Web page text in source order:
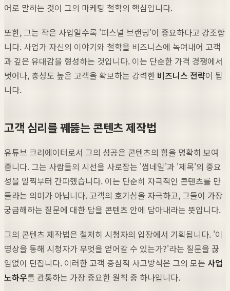
어로 말하는 것이 그의 마케팅 철학의 핵심입니다.
또한, 그는 작은 사업일수록 '퍼스널 브랜딩'이 중요하다고 강조합
니다. 사업가 자신의 이야기와 철학을 비즈니스에 녹여내어 고객
과 깊은 유대감을 형성하는 것입니다. 이는 단순한 가격 경쟁에서
벗어나, 충성도 높은 고객을 확보하는 강력한 비즈니스 전략이 됩
니다.
고객 심리를 꿰뚫는 콘텐츠 제작법
유튜브 크리에이터로서 그의 성공은 콘텐츠의 힘을 명확히 보여
줍니다. 그는 사람들의 시선을 사로잡는 '썸네일'과 '제목'의 중요
성을 일찍부터 간파했습니다. 이는 단순히 자극적인 콘텐츠를 만
들라는 의미가 아닙니다. 고객의 호기심을 자극하고, 그들이 가장
궁금해하는 질문에 대한 답을 콘텐츠 안에 담아내라는 뜻입니다.
그의 콘텐츠 제작법은 철저히 시청자의 입장에서 기획됩니다. '이
영상을 통해 시청자가 무엇을 얻어갈 수 있는가?'라는 질문을 끊
임없이 던집니다. 이러한 고객 중심적 사고방식은 그의 모든 사업
노하우를 관통하는 가장 중요한 원칙 중 하나입니다.